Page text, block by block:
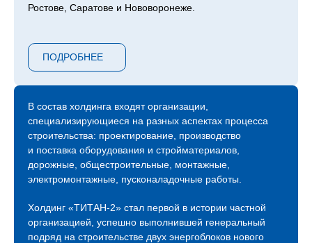
Ростове, Саратове и Нововоронеже.
очереди ЛАЭС – 7 и 8 блоков, градирни второго
энергоблока Курской АЭС, инновационный проект
ОДЭК «Прорыв» с реактором на быстрых нейтронах
в Северске, Центра коллективного пользования
«Сибирский кольцевой источник фотонов»
С 2015 года холдинг «ТИТАН‑2» присутствует
на международной арене атомных строек и на
сегодняшний день мы являемся генеральными
АЭС «Аккую» в Турции, АЭС «Эль-Дабаа» в Египте,
АЭС «Пакш-2» в Венгрии.
ПОДРОБНЕЕ
В состав холдинга входят организации,
специализирующиеся на разных аспектах процесса
строительства: проектирование, производство
и поставка оборудования и стройматериалов,
дорожные, общестроительные, монтажные,
электромонтажные, пусконаладочные работы.
Холдинг «ТИТАН‑2» стал первой в истории частной
организацией, успешно выполнившей генеральный
подряд на строительстве двух энергоблоков нового